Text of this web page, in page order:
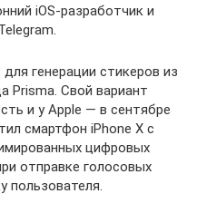
iOS-разработчик и
генерации стикеров из
Prisma. Свой вариант
и у Apple — в сентябре
смартфон iPhone X с
цифровых
отправке голосовых
пользователя.